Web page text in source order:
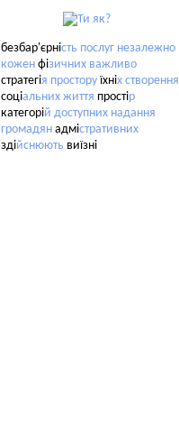
безбар'єрність послуг незалежно
кожен фізичних важливо
стратегія простору їхніх створення
соціальних життя простір
категорій доступних надання
громадян адмістративних
здійснюють виїзні